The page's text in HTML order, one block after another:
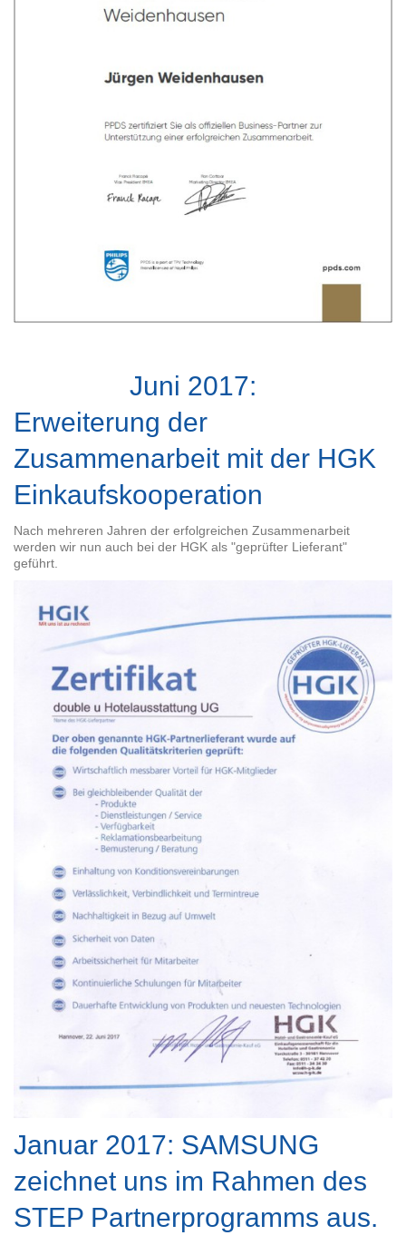
Juni 2017:
Erweiterung der
Zusammenarbeit mit der HGK
Einkaufskooperation
Nach mehreren Jahren der erfolgreichen Zusammenarbeit
werden wir nun auch bei der HGK als "geprüfter Lieferant"
geführt.
Januar 2017: SAMSUNG
zeichnet uns im Rahmen des
STEP Partnerprogramms aus.